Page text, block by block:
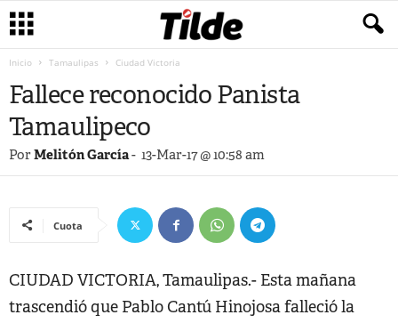
Inicio Tamaulipas Ciudad Victoria
Fallece reconocido Panista
Tamaulipeco
PorMelitón García- 13-Mar-17 @ 10:58 am
Cuota
CIUDAD VICTORIA, Tamaulipas.- Esta mañana
trascendió que Pablo Cantú Hinojosa falleció la